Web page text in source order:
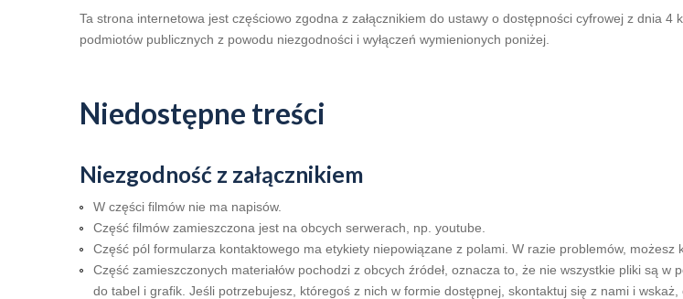
Ta strona internetowa jest częściowo zgodna z załącznikiem do ustawy o dostępności cyfrowej z dnia
podmiotów publicznych z powodu niezgodności i wyłączeń wymienionych poniżej.
Niedostępne treści
Niezgodność z załącznikiem
W części filmów nie ma napisów.
Część filmów zamieszczona jest na obcych serwerach, np. youtube.
Część pól formularza kontaktowego ma etykiety niepowiązane z polami. W razie problemów,
Część zamieszczonych materiałów pochodzi z obcych źródeł, oznacza to, że nie wszystkie pliki są
do tabel i grafik. Jeśli potrzebujesz, któregoś z nich w formie dostępnej, skontaktuj się z nami i wskaż,